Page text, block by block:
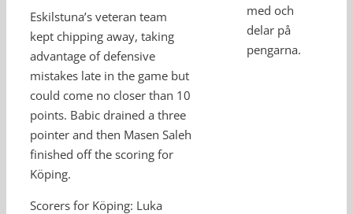
Eskilstuna’s veteran team
kept chipping away, taking
advantage of defensive
mistakes late in the game but
could come no closer than 10
points. Babic drained a three
pointer and then Masen Saleh
finished off the scoring for
Köping.
Scorers for Köping: Luka
med och
delar på
pengarna.